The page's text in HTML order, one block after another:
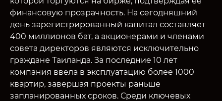
финансовую прозрачность. На сегодняшний
день зарегистрированный капитал составляет
400 миллионов бат, а акционерами и членами
совета директоров являются исключительно
граждане Таиланда. За последние 10 лет
компания ввела в эксплуатацию более 1000
квартир, завершая проекты раньше
запланированных сроков. Среди ключевых